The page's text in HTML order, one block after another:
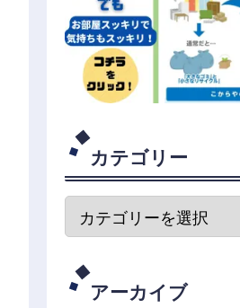
カテゴリー
アーカイブ